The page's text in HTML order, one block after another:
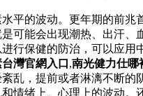
平的波动。更年期的前
可能会出现潮热、出汗
行保健的防治，可以应
灣官網入口 ,南光健力仕哪
乱，提前或者淋漓不断
情绪上、心理上的波动